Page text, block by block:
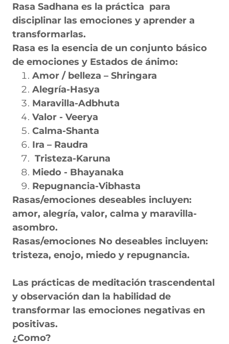
Rasa Sadhana es la práctica para
disciplinar las emociones y aprender a
transformarlas.
Rasa es la esencia de un conjunto básico
de emociones y Estados de ánimo:
Amor / belleza – Shringara
Alegría-Hasya
Maravilla-Adbhuta
Valor - Veerya
Calma-Shanta
Ira – Raudra
Tristeza-Karuna
Miedo - Bhayanaka
Repugnancia-Vibhasta
Rasas/emociones deseables incluyen:
amor, alegría, valor, calma y maravilla-
asombro.
Rasas/emociones No deseables incluyen:
tristeza, enojo, miedo y repugnancia.
Las prácticas de meditación trascendental
y observación dan la habilidad de
transformar las emociones negativas en
positivas.
¿Como?